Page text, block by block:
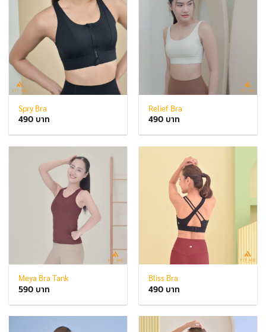
Spry Bra
490
Relief Bra
490
Meya Bra Tank
590
Bliss Bra
490